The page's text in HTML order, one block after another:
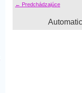
← Predchádzajúce